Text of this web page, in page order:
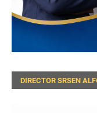
DIRECTOR SRSEN